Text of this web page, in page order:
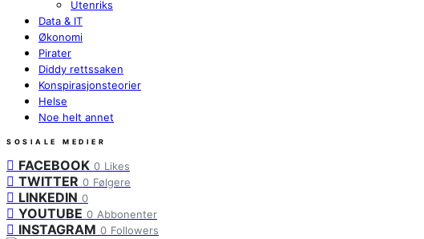
Utenriks
Data & IT
Økonomi
Pirater
Diddy rettssaken
Konspirasjonsteorier
Helse
Noe helt annet
SOSIALE MEDIER
FACEBOOK 0 Likes
TWITTER 0 Følgere
LINKEDIN 0
YOUTUBE 0 Abbonenter
INSTAGRAM 0 Followers